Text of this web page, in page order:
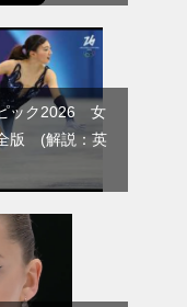
ック2026 女
版 (解説：英